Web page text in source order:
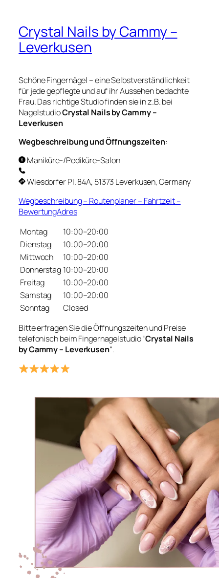
Crystal Nails by Cammy –
Leverkusen
Schöne Fingernägel – eine Selbstverständlichkeit
für jede gepflegte und auf ihr Aussehen bedachte
Frau. Das richtige Studio finden sie in z.B. bei
NagelstudioCrystal Nails by Cammy –
Leverkusen
Wegbeschreibung und Öffnungszeiten:
Maniküre-/Pediküre-Salon
Wiesdorfer Pl. 84A, 51373 Leverkusen, Germany
Wegbeschreibung – Routenplaner – Fahrtzeit –
BewertungAdres
Montag
10:00–20:00
Dienstag
10:00–20:00
Mittwoch
10:00–20:00
Donnerstag 10:00–20:00
Freitag
10:00–20:00
Samstag
10:00–20:00
Sonntag
Closed
Bitte erfragen Sie die Öffnungszeiten und Preise
telefonisch beim Fingernagelstudio “Crystal Nails
by Cammy – Leverkusen“.